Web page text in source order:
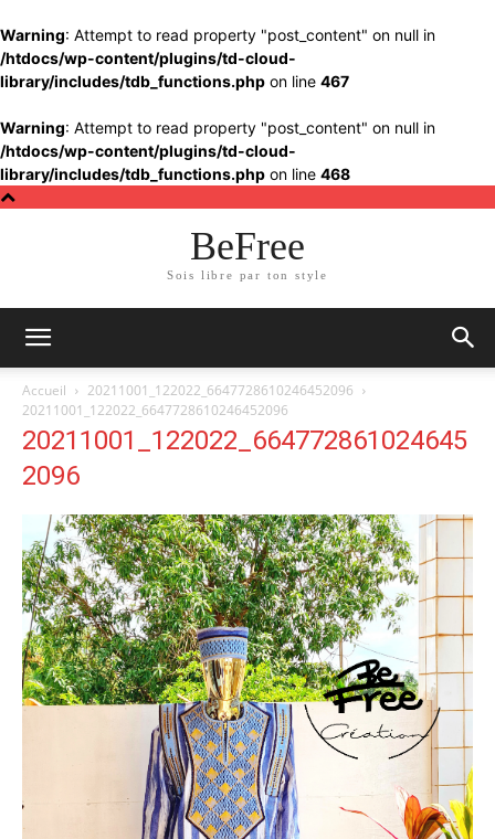
Warning: Attempt to read property "post_content" on null in
/htdocs/wp-content/plugins/td-cloud-
library/includes/tdb_functions.php on line 467
Warning: Attempt to read property "post_content" on null in
/htdocs/wp-content/plugins/td-cloud-
library/includes/tdb_functions.php on line 468
BeFree
Sois libre par ton style
Accueil
20211001_122022_6647728610246452096
20211001_122022_6647728610246452096
20211001_122022_664772861024645
2096